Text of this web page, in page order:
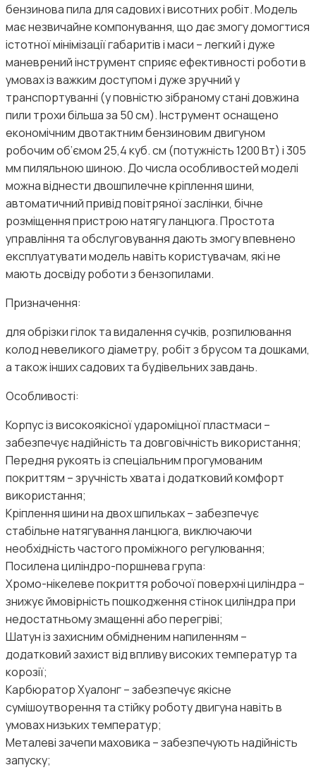
бензинова пила для садових і висотних робіт. Модель
має незвичайне компонування, що дає змогу домогтися
істотної мінімізації габаритів і маси – легкий і дуже
маневрений інструмент сприяє ефективності роботи в
умовах із важким доступом і дуже зручний у
транспортуванні (у повністю зібраному стані довжина
пили трохи більша за 50 см). Інструмент оснащено
економічним двотактним бензиновим двигуном
робочим об’ємом 25,4 куб. см (потужність 1200 Вт) і 305
мм пиляльною шиною. До числа особливостей моделі
можна віднести двошпилечне кріплення шини,
автоматичний привід повітряної заслінки, бічне
розміщення пристрою натягу ланцюга. Простота
управління та обслуговування дають змогу впевнено
експлуатувати модель навіть користувачам, які не
мають досвіду роботи з бензопилами.
Призначення:
для обрізки гілок та видалення сучків, розпилювання
колод невеликого діаметру, робіт з брусом та дошками,
а також інших садових та будівельних завдань.
Особливості:
Корпус із високоякісної удароміцної пластмаси –
забезпечує надійність та довговічність використання;
Передня рукоять із спеціальним прогумованим
покриттям – зручність хвата і додатковий комфорт
використання;
Кріплення шини на двох шпильках – забезпечує
стабільне натягування ланцюга, виключаючи
необхідність частого проміжного регулювання;
Посилена циліндро-поршнева група:
Хромо-нікелеве покриття робочої поверхні циліндра –
знижує ймовірність пошкодження стінок циліндра при
недостатньому змащенні або перегріві;
Шатун із захисним обмідненим напиленням –
додатковий захист від впливу високих температур та
корозії;
Карбюратор Хуалонг – забезпечує якісне
сумішоутворення та стійку роботу двигуна навіть в
умовах низьких температур;
Металеві зачепи маховика – забезпечують надійність
запуску;